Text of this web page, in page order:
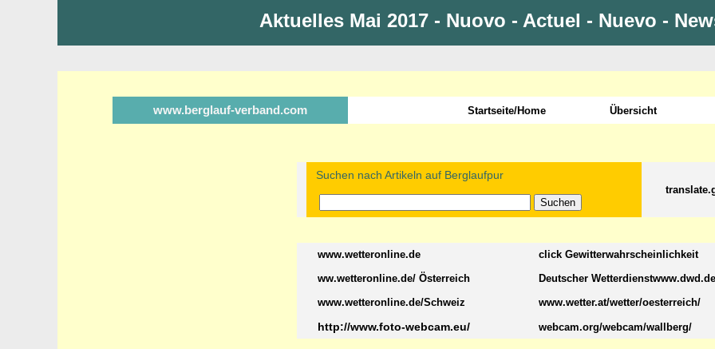
Aktuelles Mai 2017 - Nuovo - Actuel - Nuevo -
www.berglauf-verband.com Startseite/Home Übersicht
Suchen nach Artikeln auf Berglaufpur
www.wetteronline.de
click Gewitterwahrscheinlichkeit
ww.wetteronline.de/ Österreich
Deutscher Wetterdienstwww.dwd.de
www.wetteronline.de/Schweiz
www.wetter.at/wetter/oesterreich/
http://www.foto-webcam.eu/ webcam.org/webcam/wallberg/